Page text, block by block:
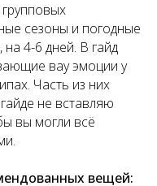
сезоны и погодные
4-6 дней. В гайд
вау эмоции у
Часть из них
не вставляю
вы могли всё
вещей: